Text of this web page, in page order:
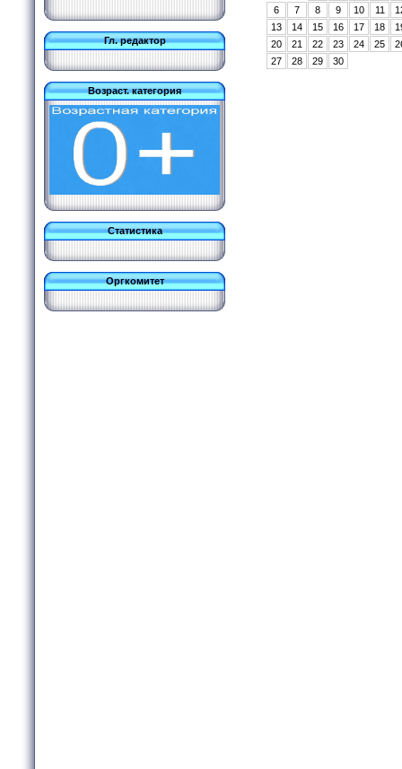
Гл. редактор
Возраст. категория
Статистика
Оргкомитет
6
7 8 9 10 11
13
14 15 16 17 18
20
21 22 23 24 25
27
28 29 30